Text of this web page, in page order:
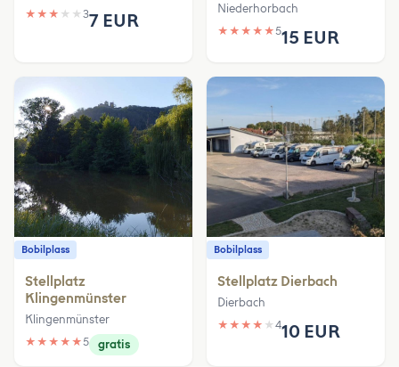
★ ★ ★ ★ ★ 37 EUR
Niederhorbach
★ ★ ★ ★ ★515 EUR
Bobilplass
Stellplatz
Klingenmünster
Klingenmünster
★ ★ ★ ★ ★5 gratis
Bobilplass
Stellplatz Dierbach
Dierbach
★ ★ ★ ★ ★ 410 EUR